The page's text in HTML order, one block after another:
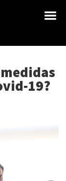
19?